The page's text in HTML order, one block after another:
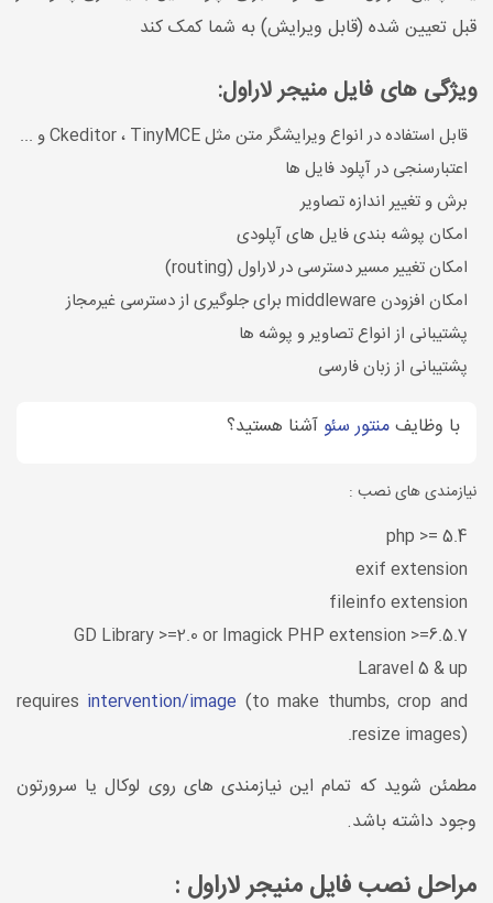
قبل تعیین شده (قابل ویرایش) به شما کمک کند
ویژگی های فایل منیجر لاراول:
قابل استفاده در انواع ویرایشگر متن مثل Ckeditor ، TinyMCE و ...
اعتبارسنجی در آپلود فایل ها
برش و تغییر اندازه تصاویر
امکان پوشه بندی فایل های آپلودی
امکان تغییر مسیر دسترسی در لاراول (routing)
امکان افزودن middleware برای جلوگیری از دسترسی غیرمجاز
پشتیبانی از انواع تصاویر و پوشه ها
پشتیبانی از زبان فارسی
با وظایفمنتور سئو آشنا هستید؟
نیازمندی های نصب :
php >= 5.4
exif extension
fileinfo extension
GD Library >=2.0 or Imagick PHP extension >=6.5.7
Laravel 5 & up
requires intervention/image (to make thumbs, crop and
resize images).
مطمئن شوید که تمام این نیازمندی های روی لوکال یا سرورتون
وجود داشته باشد.
مراحل نصب فایل منیجر لاراول :